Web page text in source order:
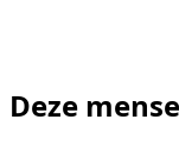
Deze